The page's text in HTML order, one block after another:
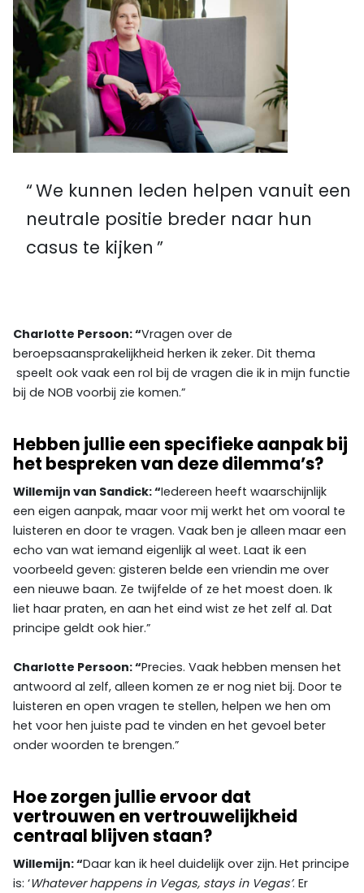
We kunnen leden helpen vanuit een
neutrale positie breder naar hun
casus te kijken
Charlotte Persoon: “Vragen over de
beroepsaansprakelijkheid herken ik zeker. Dit thema
speelt ook vaak een rol bij de vragen die ik in mijn functie
bij de NOB voorbij zie komen.”
Hebben jullie een specifieke aanpak bij
het bespreken van deze dilemma’s?
Willemijn van Sandick: “Iedereen heeft waarschijnlijk
een eigen aanpak, maar voor mij werkt het om vooral te
luisteren en door te vragen. Vaak ben je alleen maar een
echo van wat iemand eigenlijk al weet. Laat ik een
voorbeeld geven: gisteren belde een vriendin me over
een nieuwe baan. Ze twijfelde of ze het moest doen. Ik
liet haar praten, en aan het eind wist ze het zelf al. Dat
principe geldt ook hier.”
Charlotte Persoon: “Precies. Vaak hebben mensen het
antwoord al zelf, alleen komen ze er nog niet bij. Door te
luisteren en open vragen te stellen, helpen we hen om
het voor hen juiste pad te vinden en het gevoel beter
onder woorden te brengen.”
Hoe zorgen jullie ervoor dat
vertrouwen en vertrouwelijkheid
centraal blijven staan?
Willemijn: “Daar kan ik heel duidelijk over zijn. Het principe
is: ‘Whatever happens in Vegas, stays in Vegas’. Er